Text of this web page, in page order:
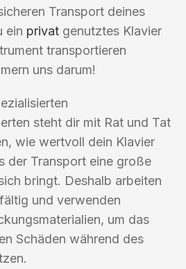
Transport deines
ein privat genutztes Klavier
transportieren
uns darum!
steht dir mit Rat und Tat
wie wertvoll dein Klavier
der Transport eine große
bringt. Deshalb arbeiten
und verwenden
um das
Schäden während des